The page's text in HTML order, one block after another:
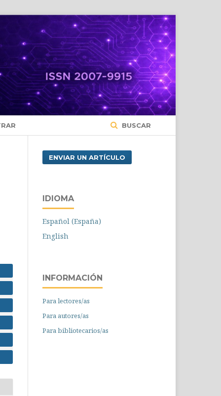
BUSCAR
ENVIAR UN ARTÍCULO
IDIOMA
Español (España)
English
INFORMACIÓN
Para lectores/as
Para autores/as
Para bibliotecarios/as